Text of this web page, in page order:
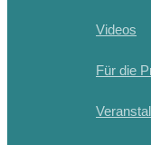
Videos
Für die